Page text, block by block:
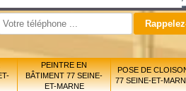
PEINTRE EN
BÂTIMENT 77 SEINE-
ET-MARNE
POSE DE
77 SEINE-ET-